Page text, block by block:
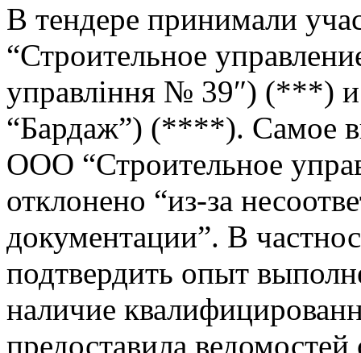
В тендере принимали
“Строительное
управління № 39″) (***)
“Бардаж”) (****). Самое
ООО “Строительное
отклонено “из-за
документации”. В
подтвердить опыт
наличие
предоставила